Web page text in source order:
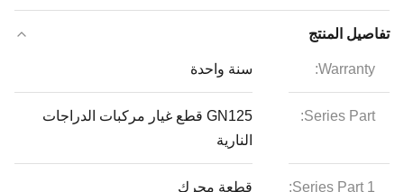
تفاصيل المنتج
Warranty: سنة واحدة
Series Part:
GN125 قطع غيار مركبات الدراجات
النارية
Series Part 1: قطعة محرك